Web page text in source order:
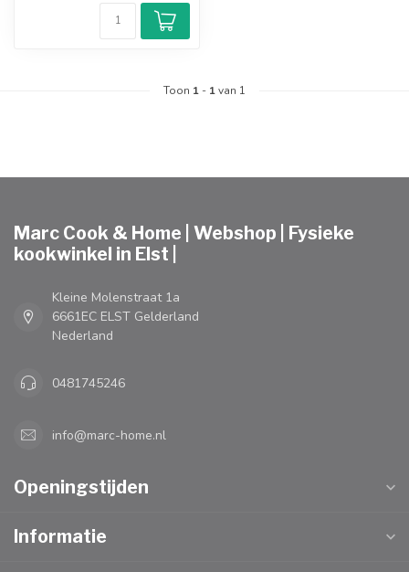
Toon 1 - 1van 1
Marc Cook & Home | Webshop | Fysieke
kookwinkel in Elst |
Kleine Molenstraat 1a
6661EC ELST Gelderland
Nederland
0481745246
info@marc-home.nl
Openingstijden
Informatie